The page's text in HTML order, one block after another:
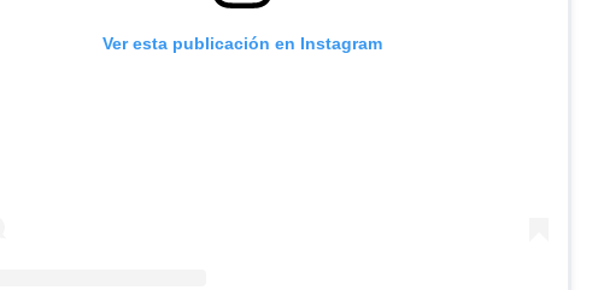
Ver esta publicación en Instagram